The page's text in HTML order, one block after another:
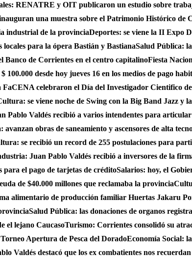
RENATRE y OIT publicaron un estudio sobre
una muestra sobre el Patrimonio Histórico de
industrial de la provinciaDeportes: se viene la II Expo
para la ópera Bastián y BastianaSalud Pública:
Banco de Corrientes en el centro capitalinoFiesta
100.000 desde hoy jueves 16 en los medios de pago
celebraron el Día del Investigador Cientifico
se viene noche de Swing con la Big Band Jazz y
Pablo Valdés recibió a varios intendentes para
avanzan obras de saneamiento y ascensores de alta
se recibió un record de 255 postulaciones para
Juan Pablo Valdés recibió a inversores de la
para el pago de tarjetas de créditoSalarios: hoy, el
de $40.000 millones que reclamaba la provincia
alimentario de producción familiar Huertas Jakaru
Salud Pública: las donaciones de organos
el lejano CaucasoTurismo: Corrientes consolidó su
Apertura de Pesca del DoradoEconomía Social:
Valdés destacó que los ex combatientes nos